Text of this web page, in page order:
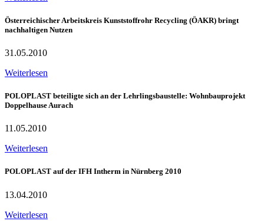
Österreichischer Arbeitskreis Kunststoffrohr Recycling (ÖAKR) bringt
nachhaltigen Nutzen
31.05.2010
Weiterlesen
POLOPLAST beteiligte sich an der Lehrlingsbaustelle: Wohnbauprojekt
Doppelhause Aurach
11.05.2010
Weiterlesen
POLOPLAST auf der IFH Intherm in Nürnberg 2010
13.04.2010
Weiterlesen